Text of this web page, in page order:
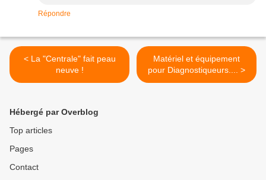
Répondre
< La "Centrale" fait peau
neuve !
Matériel et équipement
pour Diagnostiqueurs.... >
Hébergé par Overblog
Top articles
Pages
Contact